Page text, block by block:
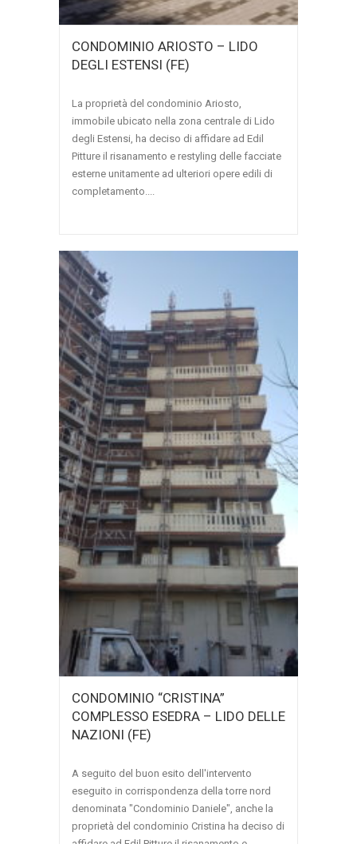
CONDOMINIO ARIOSTO – LIDO
DEGLI ESTENSI (FE)
La proprietà del condominio Ariosto,
immobile ubicato nella zona centrale di Lido
degli Estensi, ha deciso di affidare ad Edil
Pitture il risanamento e restyling delle facciate
esterne unitamente ad ulteriori opere edili di
completamento....
CONDOMINIO “CRISTINA”
COMPLESSO ESEDRA – LIDO DELLE
NAZIONI (FE)
A seguito del buon esito dell'intervento
eseguito in corrispondenza della torre nord
denominata "Condominio Daniele", anche la
proprietà del condominio Cristina ha deciso di